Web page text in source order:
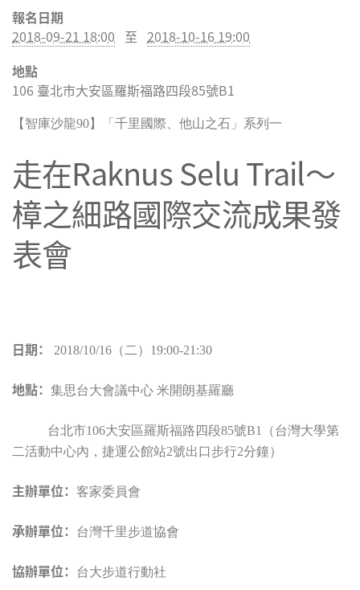
報名日期
2018-09-21 18:00 至 2018-10-16 19:00
地點
106 臺北市大安區羅斯福路四段85號B1
【智庫沙龍90】「千里國際、他山之石」系列一
走在Raknus Selu Trail～
樟之細路國際交流成果發
表會
日期： 2018/10/16（二）19:00-21:30
地點： 集思台大會議中心 米開朗基羅廳
台北市106大安區羅斯福路四段85號B1（台灣大學第
二活動中心內，捷運公館站2號出口步行2分鐘）
主辦單位： 客家委員會
承辦單位： 台灣千里步道協會
協辦單位： 台大步道行動社